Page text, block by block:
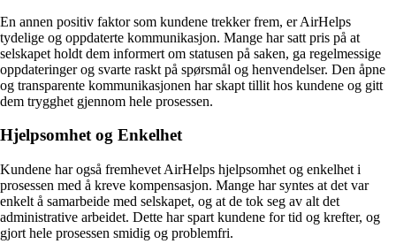
En annen positiv faktor som kundene trekker frem, er AirHelps
tydelige og oppdaterte kommunikasjon. Mange har satt pris på at
selskapet holdt dem informert om statusen på saken, ga regelmessige
oppdateringer og svarte raskt på spørsmål og henvendelser. Den åpne
og transparente kommunikasjonen har skapt tillit hos kundene og gitt
dem trygghet gjennom hele prosessen.
Hjelpsomhet og Enkelhet
Kundene har også fremhevet AirHelps hjelpsomhet og enkelhet i
prosessen med å kreve kompensasjon. Mange har syntes at det var
enkelt å samarbeide med selskapet, og at de tok seg av alt det
administrative arbeidet. Dette har spart kundene for tid og krefter, og
gjort hele prosessen smidig og problemfri.